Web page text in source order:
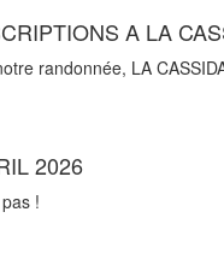
A LA
randonnée, LA
2026
!